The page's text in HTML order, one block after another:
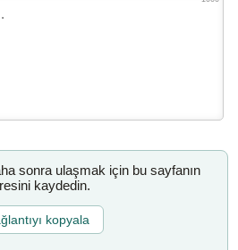
sonra ulaşmak için bu sayfanın
kaydedin.
kopyala